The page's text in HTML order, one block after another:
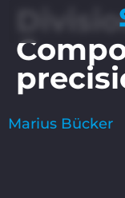
Marius Bücker